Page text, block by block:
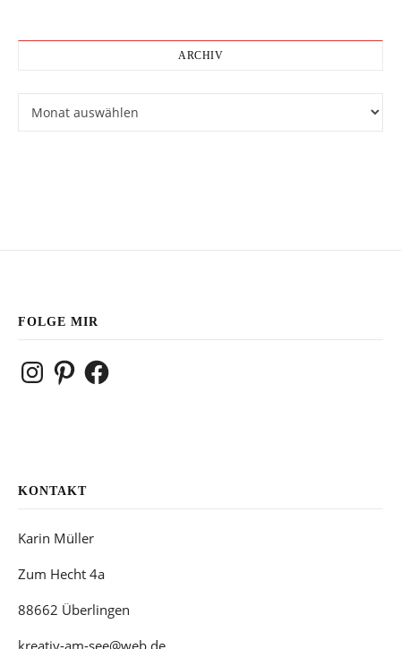
ARCHIV
FOLGE MIR
InstagramPinterestFacebook
KONTAKT
Karin Müller
Zum Hecht 4a
88662 Überlingen
kreativ-am-see@web.de